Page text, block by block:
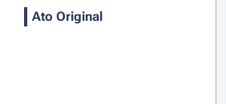
Ato Original